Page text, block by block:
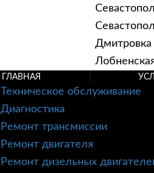
Дмитровка
ГЛАВНАЯ
Техническое обслуживание
Диагностика
Ремонт трансмиссии
Ремонт двигателя
Ремонт дизельных